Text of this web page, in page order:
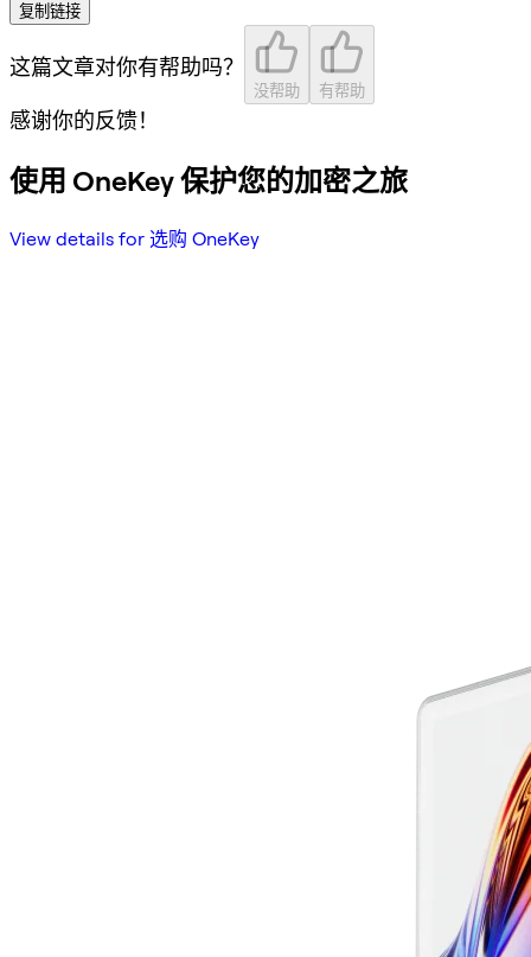
复制链接
这篇文章对你有帮助吗？
没帮助 有帮助
感谢你的反馈！
使用 OneKey 保护您的加密之旅
View details for 选购 OneKey